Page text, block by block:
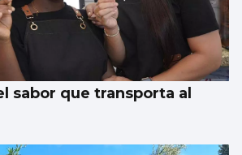
sabor que transporta al